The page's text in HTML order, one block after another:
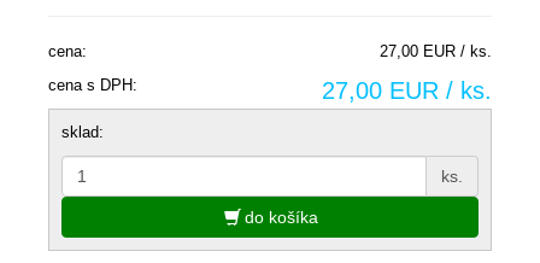
cena:
27,00 EUR / ks.
cena s DPH:
27,00 EUR / ks.
sklad:
ks.
do košíka